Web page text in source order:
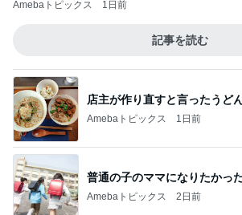
Amebaトピックス 1日前
記事を読む
店主が作り直すと言ったうど
Amebaトピックス 1日前
普通の子のママになりたかっ
Amebaトピックス 2日前